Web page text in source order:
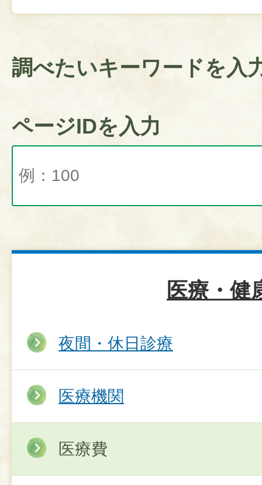
調べたいキーワードを入
ページIDを入力
医療・健
夜間・休日診療
医療機関
医療費